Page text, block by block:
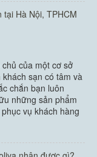
Hà Nội, TPHCM
của một cơ sở
sạn có tâm và
chắn bạn luôn
những sản phẩm
vụ khách hàng
tắm